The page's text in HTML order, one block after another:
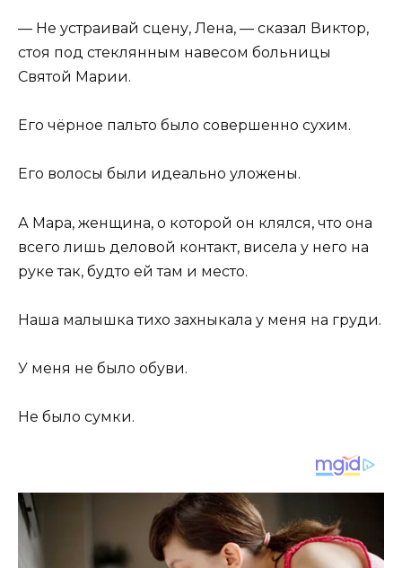
— Не устраивай сцену, Лена, — сказал Виктор,
стоя под стеклянным навесом больницы
Святой Марии.
Его чёрное пальто было совершенно сухим.
Его волосы были идеально уложены.
А Мара, женщина, о которой он клялся, что она
всего лишь деловой контакт, висела у него на
руке так, будто ей там и место.
Наша малышка тихо захныкала у меня на груди.
У меня не было обуви.
Не было сумки.